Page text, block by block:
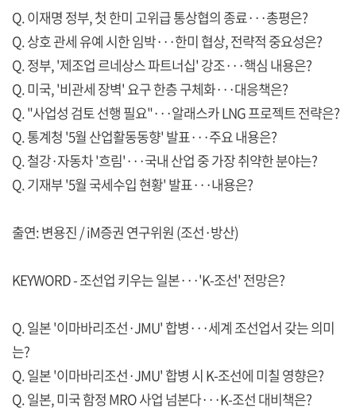
Q. 이재명 정부, 첫 한미 고위급 통상협의 종료···총평은?
Q. 상호 관세 유예 시한 임박···한미 협상, 전략적 중요성은?
Q. 정부, '제조업 르네상스 파트너십' 강조···핵심 내용은?
Q. 미국, '비관세 장벽' 요구 한층 구체화···대응책은?
Q. "사업성 검토 선행 필요"···알래스카 LNG 프로젝트 전략은?
Q. 통계청 '5월 산업활동동향' 발표···주요 내용은?
Q. 철강·자동차 '흐림'···국내 산업 중 가장 취약한 분야는?
Q. 기재부 '5월 국세수입 현황' 발표···내용은?
출연: 변용진 / iM증권 연구위원 (조선·방산)
KEYWORD - 조선업 키우는 일본···'K-조선' 전망은?
Q. 일본 '이마바리조선·JMU' 합병···세계 조선업서 갖는 의미
는?
Q. 일본 '이마바리조선·JMU' 합병 시 K-조선에 미칠 영향은?
Q. 일본, 미국 함정 MRO 사업 넘본다···K-조선 대비책은?